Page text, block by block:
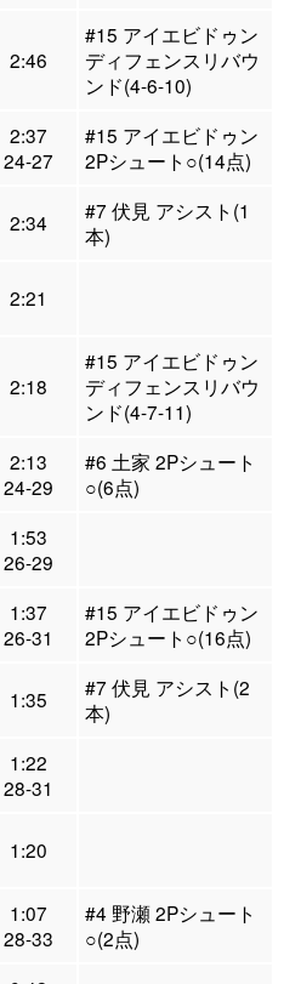
2:46
#15 アイエビドゥン
ディフェンスリバウ
ンド(4-6-10)
2:37
24-27
#15 アイエビドゥン
2Pシュート○(14点)
2:34
#7 伏見 アシスト(1
本)
2:21
2:18
#15 アイエビドゥン
ディフェンスリバウ
ンド(4-7-11)
2:13
24-29
#6 土家 2Pシュート
○(6点)
1:53
26-29
1:37
26-31
#15 アイエビドゥン
2Pシュート○(16点)
1:35
#7 伏見 アシスト(2
本)
1:22
28-31
1:20
1:07
28-33
#4 野瀬 2Pシュート
○(2点)